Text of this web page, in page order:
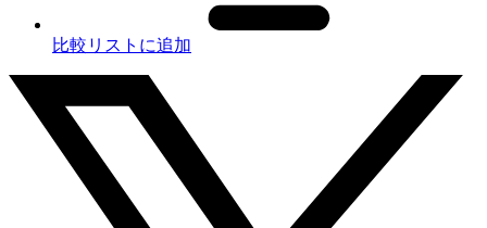
比較リストに追加